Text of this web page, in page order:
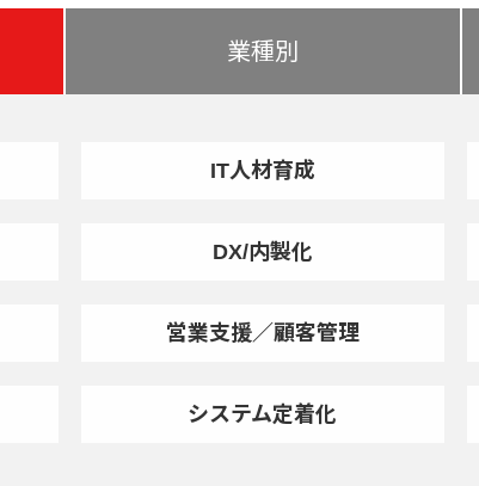
業種別
IT人材育成
DX/内製化
営業支援／顧客管理
システム定着化